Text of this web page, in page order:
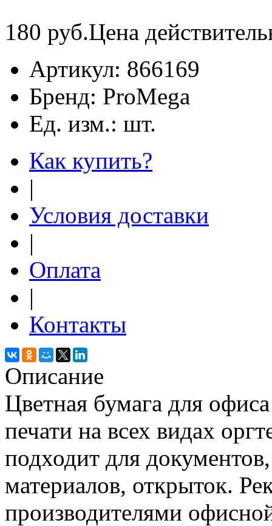
180 руб.Цена
Артикул: 866169
Бренд: ProMega
Ед. изм.: шт.
Как купить?
|
Условия доставки
|
Оплата
|
Контакты
Описание
Цветная бумага для
печати на всех видах
подходит для
материалов, открыток.
производителями